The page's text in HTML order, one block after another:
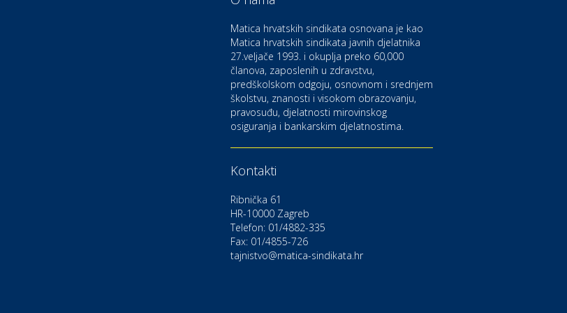
Kultura i edukacija
Kazalište Kerempuh
Kultura i edukacija
Kazalište ZKM
Auto-moto i tehnika
Zdravlje i osiguranje
UNIQA osiguranje
Matica hrvatskih sindikata osnovana je kao
Matica hrvatskih sindikata javnih djelatnika
27.veljače 1993. i okuplja preko 60,000
članova, zaposlenih u zdravstvu,
predškolskom odgoju, osnovnom i srednjem
školstvu, znanosti i visokom obrazovanju,
pravosuđu, djelatnosti mirovinskog
osiguranja i bankarskim djelatnostima.
Kontakti
Ribnička 61
HR-10000 Zagreb
Telefon: 01/4882-335
Fax: 01/4855-726
tajnistvo@matica-sindikata.hr